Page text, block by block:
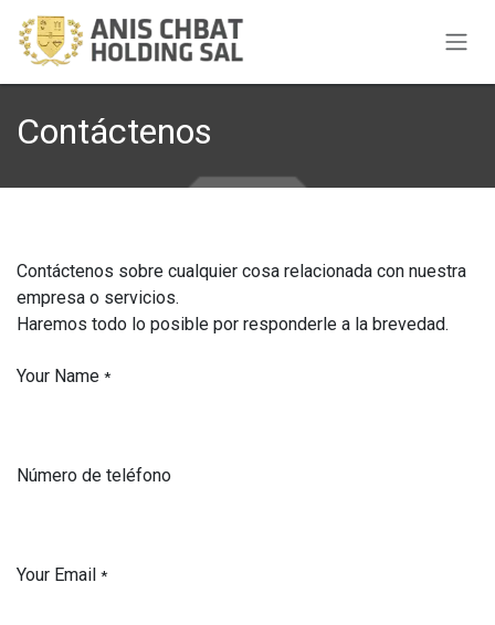
Ir al contenido
Contáctenos
Contáctenos sobre cualquier cosa relacionada con nuestra
empresa o servicios.
Haremos todo lo posible por responderle a la brevedad.
Your Name *
Número de teléfono
Your Email *